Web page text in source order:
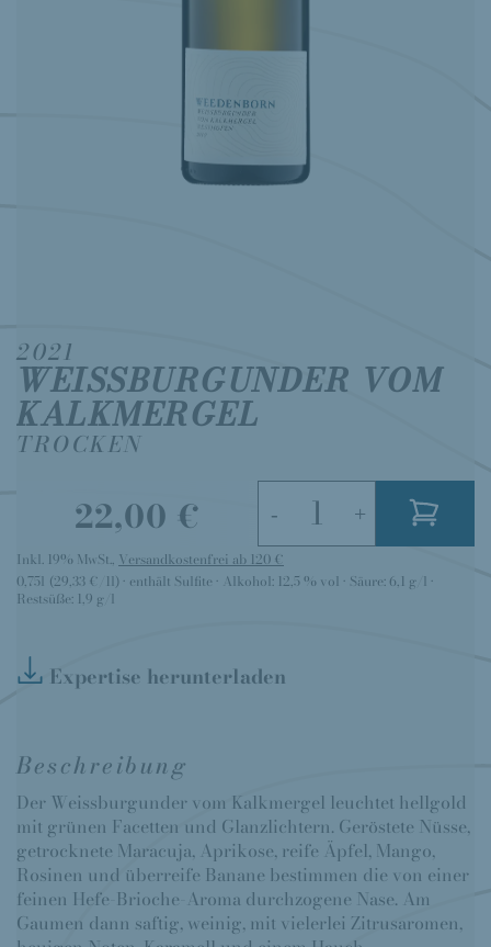
2021
WEISSBURGUNDER VOM
KALKMERGEL
TROCKEN
22,00 €
Inkl. 19% MwSt., Versandkostenfrei ab 120 €
- +
0,75l (29,33 €/1l) enthält Sulfite Alkohol: 12,5 % vol Säure: 6,1 g/l
Restsüße: 1,9 g/l
Expertise herunterladen
Beschreibung
Der Weissburgunder vom Kalkmergel leuchtet hellgold
mit grünen Facetten und Glanzlichtern. Geröstete Nüsse,
getrocknete Maracuja, Aprikose, reife Äpfel, Mango,
Rosinen und überreife Banane bestimmen die von einer
feinen Hefe-Brioche-Aroma durchzogene Nase. Am
Gaumen dann saftig, weinig, mit vielerlei Zitrusaromen,